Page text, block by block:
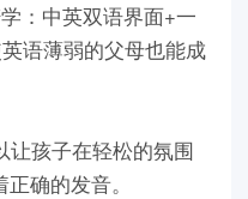
：中英双语界面+一
语薄弱的父母也能成
让孩子在轻松的氛围
确的发音。